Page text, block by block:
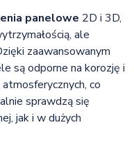
panelowe 2D i 3D,
ale
zaawansowanym
są odporne na korozję i
co
sprawdzą się
jak i w dużych